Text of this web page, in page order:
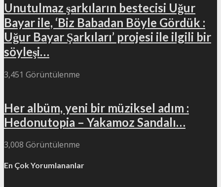
Unutulmaz şarkıların bestecisi Uğur
Bayar ile, ‘Biz Babadan Böyle Gördük :
Uğur Bayar Şarkıları’ projesi ile ilgili bir
söyleşi…
3,451 Görüntülenme
Her albüm, yeni bir müziksel adım :
Hedonutopia – Yakamoz Sandalı…
3,008 Görüntülenme
En Çok Yorumlananlar